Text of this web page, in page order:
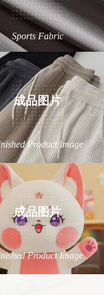
Sports Fabric
成品图片
Product Image
成品图片
Product Image